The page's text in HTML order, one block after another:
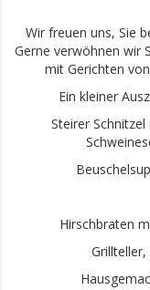
Wir freuen uns, Sie
Gerne verwöhnen wir
mit Gerichten
Ein kleiner
Steirer
Hirschbraten